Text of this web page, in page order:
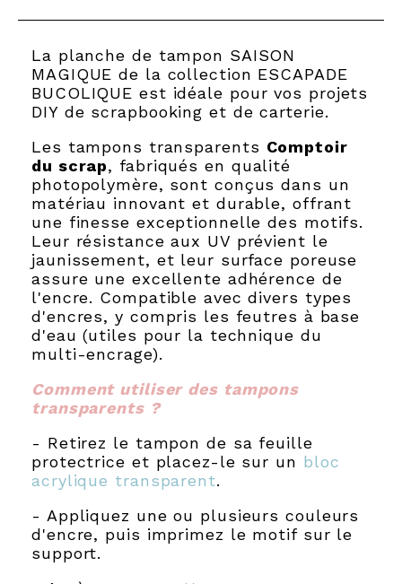
La planche de tampon SAISON
MAGIQUE de la collection ESCAPADE
BUCOLIQUE est idéale pour vos projets
DIY de scrapbooking et de carterie.
Les tampons transparents Comptoir
du scrap, fabriqués en qualité
photopolymère, sont conçus dans un
matériau innovant et durable, offrant
une finesse exceptionnelle des motifs.
Leur résistance aux UV prévient le
jaunissement, et leur surface poreuse
assure une excellente adhérence de
l'encre. Compatible avec divers types
d'encres, y compris les feutres à base
d'eau (utiles pour la technique du
multi-encrage).
Comment utiliser des tampons
transparents ?
- Retirez le tampon de sa feuille
protectrice et placez-le sur un bloc
acrylique transparent.
- Appliquez une ou plusieurs couleurs
d'encre, puis imprimez le motif sur le
support.